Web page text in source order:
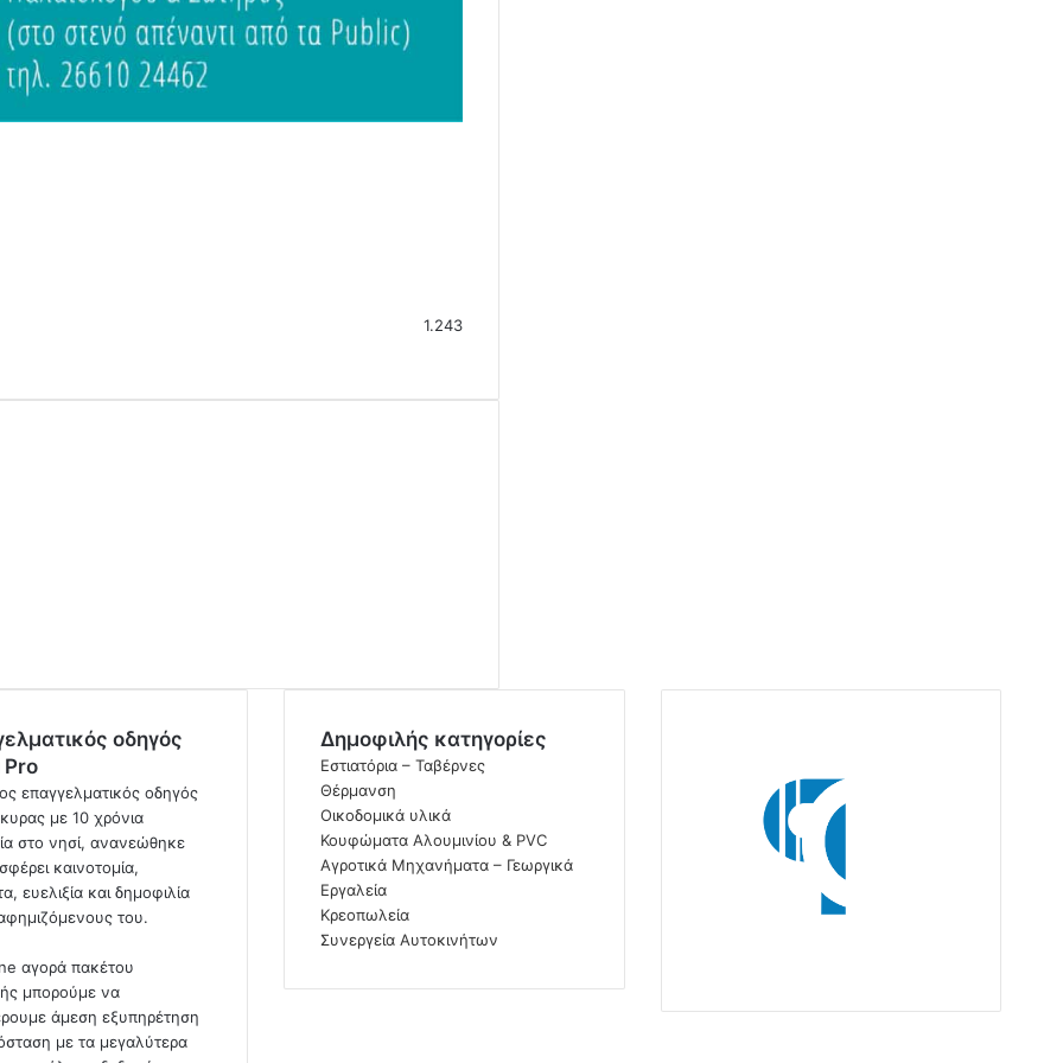
1.243
οδηγός
επαγγελματικός οδηγός
με 10 χρόνια
στο νησί, ανανεώθηκε
καινοτομία,
ευελιξία και δημοφιλία
του.
αγορά πακέτου
μπορούμε να
άμεση εξυπηρέτηση
με τα μεγαλύτερα
Δημοφιλής κατηγορίες
Εστιατόρια – Ταβέρνες
Θέρμανση
Οικοδομικά υλικά
Κουφώματα Αλουμινίου & PVC
Αγροτικά Μηχανήματα – Γεωργικά
Εργαλεία
Κρεοπωλεία
Συνεργεία Αυτοκινήτων